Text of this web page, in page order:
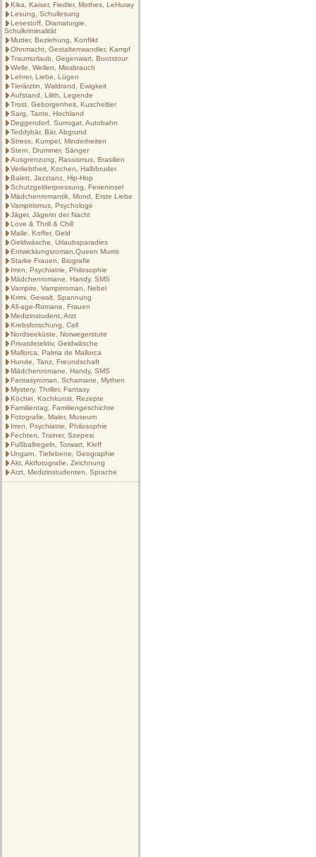
Kika, Kaiser, Fiedler, Mothes, LeHuray
Lesung, Schullesung
Lesestoff, Dramaturgie,
Schulkriminalität
Mutter, Beziehung, Konflikt
Ohnmacht, Gestaltenwandler, Kampf
Traumurlaub, Gegenwart, Bootstour
Welle, Wellen, Missbrauch
Lehrer, Liebe, Lügen
Tierärztin, Waldrand, Ewigkeit
Aufstand, Lilith, Legende
Trost, Geborgenheit, Kuscheltier
Sarg, Tante, Hochland
Deggendorf, Surrogat, Autobahn
Teddybär, Bär, Abgrund
Stress, Kumpel, Minderheiten
Stern, Drummer, Sänger
Ausgrenzung, Rassismus, Brasilien
Verliebtheit, Kochen, Halbbruder
Balett, Jazztanz, Hip-Hop
Schutzgelderpressung, Ferieninsel
Mädchenromantik, Mond, Erste Liebe
Vampirismus, Psychologe
Jäger, Jägerin der Nacht
Love & Thrill & Chill
Malle, Koffer, Geld
Geldwäsche, Urlaubsparadies
Entwicklungsroman,Queen Mums
Starke Frauen, Biografie
Irren, Psychiatrie, Philosophie
Mädchenromane, Handy, SMS
Vampire, Vampirroman, Nebel
Krimi, Gewalt, Spannung
All-age-Romane, Frauen
Medizinstudent, Arzt
Krebsforschung, Cell
Nordseeküste, Norwegerstute
Privatdetektiv, Geldwäsche
Mallorca, Palma de Mallorca
Hunde, Tanz, Freundschaft
Mädchenromane, Handy, SMS
Fantasyroman, Schamane, Mythen
Mystery, Thriller, Fantasy
Köchin, Kochkunst, Rezepte
Familientag, Familiengeschichte
Fotografie, Maler, Museum
Irren, Psychiatrie, Philosophie
Fechten, Trainer, Szepesi
Fußballregeln, Torwart, Kleff
Ungarn, Tiefebene, Geographie
Akt, Aktfotografie, Zeichnung
Arzt, Medizinstudenten, Sprache